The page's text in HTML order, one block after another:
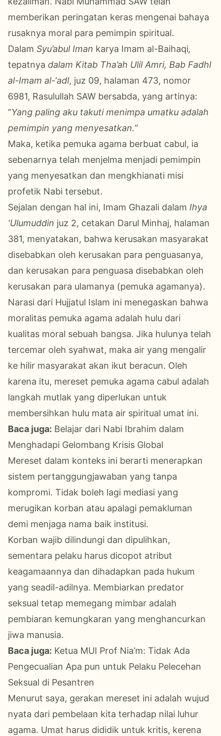
memberikan peringatan keras mengenai bahaya
rusaknya moral para pemimpin spiritual.
Dalam Syu’abul Iman karya Imam al-Baihaqi,
tepatnya dalam Kitab Tha’ah Ulil Amri, Bab Fadhl
al-Imam al-‘adl, juz 09, halaman 473, nomor
6981, Rasulullah SAW bersabda, yang artinya:
“Yang paling aku takuti menimpa umatku adalah
pemimpin yang menyesatkan.”
Maka, ketika pemuka agama berbuat cabul, ia
sebenarnya telah menjelma menjadi pemimpin
yang menyesatkan dan mengkhianati misi
profetik Nabi tersebut.
Sejalan dengan hal ini, Imam Ghazali dalam Ihya
‘Ulumuddin juz 2, cetakan Darul Minhaj, halaman
381, menyatakan, bahwa kerusakan masyarakat
disebabkan oleh kerusakan para penguasanya,
dan kerusakan para penguasa disebabkan oleh
kerusakan para ulamanya (pemuka agamanya).
Narasi dari Hujjatul Islam ini menegaskan bahwa
moralitas pemuka agama adalah hulu dari
kualitas moral sebuah bangsa. Jika hulunya telah
tercemar oleh syahwat, maka air yang mengalir
ke hilir masyarakat akan ikut beracun. Oleh
karena itu, mereset pemuka agama cabul adalah
langkah mutlak yang diperlukan untuk
membersihkan hulu mata air spiritual umat ini.
Baca juga: Belajar dari Nabi Ibrahim dalam
Menghadapi Gelombang Krisis Global
Mereset dalam konteks ini berarti menerapkan
sistem pertanggungjawaban yang tanpa
kompromi. Tidak boleh lagi mediasi yang
merugikan korban atau apalagi pemakluman
demi menjaga nama baik institusi.
Korban wajib dilindungi dan dipulihkan,
sementara pelaku harus dicopot atribut
keagamaannya dan dihadapkan pada hukum
yang seadil-adilnya. Membiarkan predator
seksual tetap memegang mimbar adalah
pembiaran kemungkaran yang menghancurkan
jiwa manusia.
Baca juga: Ketua MUI Prof Nia’m: Tidak Ada
Pengecualian Apa pun untuk Pelaku Pelecehan
Seksual di Pesantren
Menurut saya, gerakan mereset ini adalah wujud
nyata dari pembelaan kita terhadap nilai luhur
agama. Umat harus dididik untuk kritis, kerena